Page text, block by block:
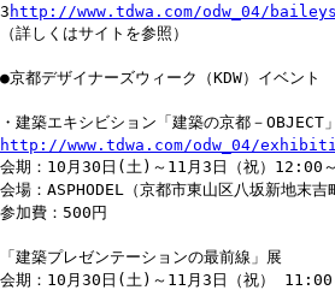
3 http://www.tdwa.com/odw_04/
（詳しくはサイトを参照）
●京都デザイナーズウィーク（KDW）イベント
・建築エキシビション「建築の京都－OBJECT
http://www.tdwa.com/odw_04/
会期：10月30日(土)～11月3日（祝）12:00
会場：ASPHODEL（京都市東山区八坂新地末吉
参加費：500円
「建築プレゼンテーションの最前線」展
会期：10月30日(土)～11月3日（祝）